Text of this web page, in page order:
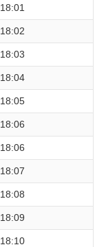
18:01
18:02
18:03
18:04
18:05
18:06
18:06
18:07
18:08
18:09
18:10